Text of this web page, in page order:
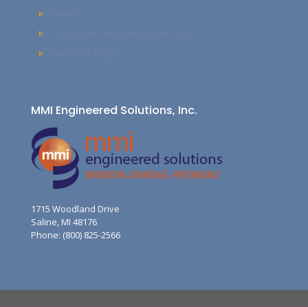
MMI Engineered Solutions, Inc.
1715 Woodland Drive
Saline, MI 48176
Phone: (800) 825-2566